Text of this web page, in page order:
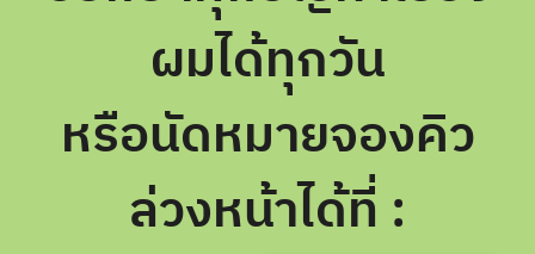
ผมได้ทุกวัน
หรือนัดหมายจองคิว
ล่วงหน้าได้ที่ :